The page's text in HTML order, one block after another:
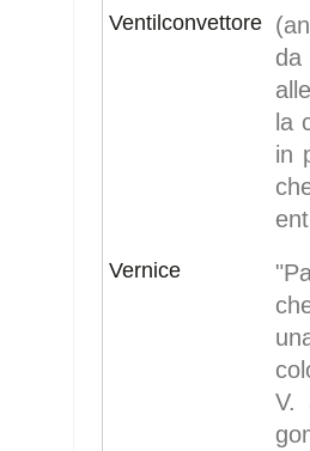
Ventilconvettore
da
la
in
Vernice
V.